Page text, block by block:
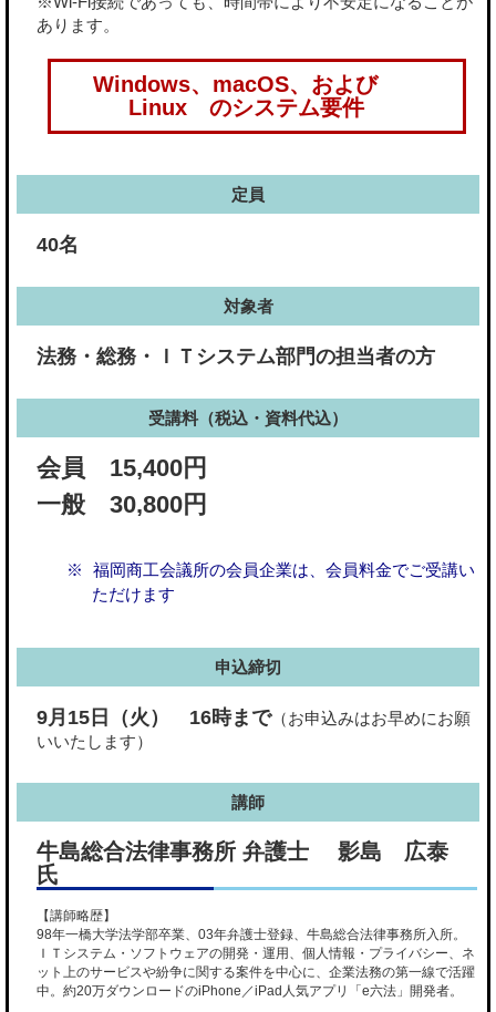
あります。
Windows、macOS、および
Linux のシステム要件
定員
40名
対象者
法務・総務・ＩＴシステム部門の担当者の方
受講料（税込・資料代込）
会員 15,400円
一般 30,800円
福岡商工会議所の会員企業は、会員料金でご受講い
ただけます
申込締切
9月15日（火） 16時まで（お申込みはお早めにお願
いいたします）
講師
牛島総合法律事務所 弁護士 影島 広泰
氏
【講師略歴】
98年一橋大学法学部卒業、03年弁護士登録、牛島総合法律事務所入所。
ＩＴシステム・ソフトウェアの開発・運用、個人情報・プライバシー、ネ
ット上のサービスや紛争に関する案件を中心に、企業法務の第一線で活躍
中。約20万ダウンロードのiPhone／iPad人気アプリ「e六法」開発者。